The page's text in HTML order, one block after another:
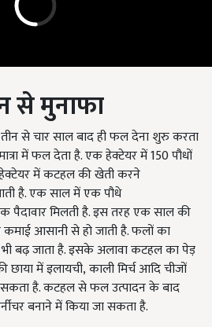
सेमुनाफा
से चार साल बाद ही फल देना शुरु करता
में फल देता है. एक हेक्टेयर में 150 पौधों
में कटहल की खेती करने
है. एक साल में एक पौधे
पैदावार मिलती है. इस तरह एक साल की
आसानी से हो जाती है. फलों का
बढ़ जाता है. इसके अलावा कटहल का पेड़
छाया में इलायची, काली मिर्च आदि चीजों
है. कटहल से फल उत्पादन के बाद
बनाने में किया जा सकता है.